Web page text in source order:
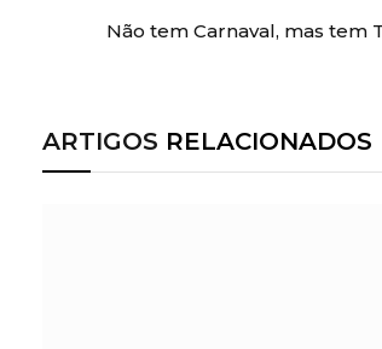
Não tem Carnaval, mas tem
ARTIGOS RELACIONADOS